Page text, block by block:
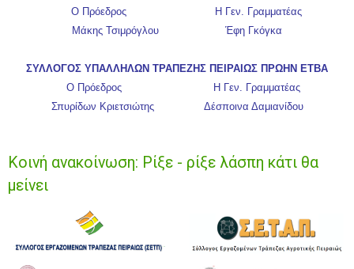
Ο Πρόεδρος Η Γεν. Γραμματέας
Μάκης Τσιμρόγλου Έφη Γκόγκα
ΣΥΛΛΟΓΟΣ ΥΠΑΛΛΗΛΩΝ ΤΡΑΠΕΖΗΣ ΠΕΙΡΑΙΩΣ ΠΡΩΗΝ ΕΤΒΑ
Ο Πρόεδρος Η Γεν. Γραμματέας
Σπυρίδων Κριετσιώτης Δέσποινα Δαμιανίδου
Κοινή ανακοίνωση: Ρίξε - ρίξε λάσπη κάτι θα
μείνει